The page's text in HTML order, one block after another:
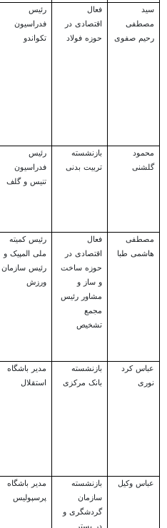
سید
مصطفی
رحیم صفوی
فعال
اقتصادی در
حوزه فولاد
رئیس
فدراسیون
تکواندو
محمود
گلشنی
بازنشسته
تربیت بدنی
رئیس
فدراسیون
تنیس و گلف
مصطفی
هاشمی طبا
فعال
اقتصادی در
حوزه ساخت
و ساز و
مشاور رئیس
مجمع
تشخیص
رئیس کمیته
ملی المپیک و
رئیس سازمان
ورزش
عباس کرد
نوری
بازنشسته
بانک مرکزی
مدیر باشگاه
استقلال
عباس وکیل
بازنشسته
سازمان
گردشگری و
در بستر
مدیر باشگاه
پرسپولیس